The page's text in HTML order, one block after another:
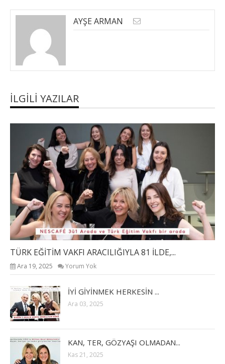
AYŞE ARMAN
İLGILI YAZILAR
TÜRK EĞİTİM VAKFI ARACILIĞIYLA 81 İLDE,...
Ara 19, 2025 Yorum Yok
İYİ GİYİNMEK HERKESİN ...
Ara 03, 2025
KAN, TER, GÖZYAŞI OLMADAN...
Kas 21, 2025